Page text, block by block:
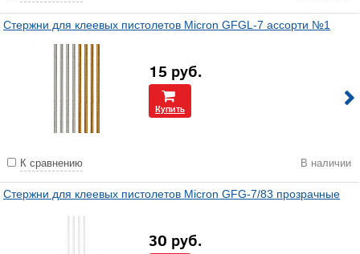
Стержни для клеевых пистолетов Micron GFGL-7 ассорти №1
15 руб.
Купить
К сравнению В наличии
Стержни для клеевых пистолетов Micron GFG-7/83 прозрачные
30 руб.